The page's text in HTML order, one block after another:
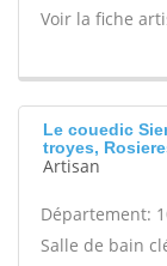
Voir la fiche
Le couedic
troyes,
Artisan
Département:
Salle de bain